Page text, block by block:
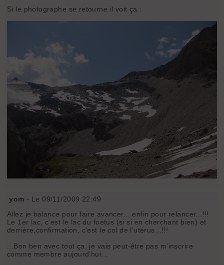
Si le photographe se retourne il voit ça :
yom - Le 09/11/2009 22:49
Allez je balance pour faire avancer... enfin pour relancer...!!!
Le 1er lac, c'est le lac du foetus (si si en cherchant bien) et
derrière,confirmation, c'est le col de l'utérus...!!!
...Bon ben avec tout ça, je vais peut-être pas m'inscrire
comme membre aujourd'hui...